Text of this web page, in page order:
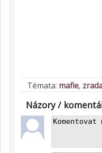
Témata: mafie,
Názory /